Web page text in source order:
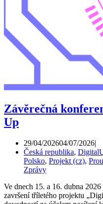
Závěrečná
Up
29/04/202604/07/2026
Česká republika,
Polsko, Projekt (cz),
Zprávy
Ve dnech 15. a 16. dubna
završení tříletého projektu